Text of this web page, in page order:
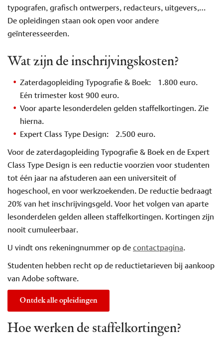
typografen, grafisch ontwerpers, redacteurs, uitgevers,…
De opleidingen staan ook open voor andere
geïnteresseerden.
Wat zijn de inschrijvingskosten?
Zaterdagopleiding Typografie & Boek: 1.800 euro.
Eén trimester kost 900 euro.
Voor aparte lesonderdelen gelden staffelkortingen. Zie
hierna.
Expert Class Type Design: 2.500 euro.
Voor de zaterdagopleiding Typografie & Boek en de Expert
Class Type Design is een reductie voorzien voor studenten
tot één jaar na afstuderen aan een universiteit of
hogeschool, en voor werkzoekenden. De reductie bedraagt
20% van het inschrijvingsgeld. Voor het volgen van aparte
lesonderdelen gelden alleen staffelkortingen. Kortingen zijn
nooit cumuleerbaar.
U vindt ons rekeningnummer op de contactpagina.
Studenten hebben recht op de reductietarieven bij aankoop
van Adobe software.
Ontdek alle opleidingen
Hoe werken de staffelkortingen?